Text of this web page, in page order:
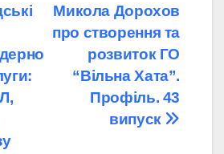
Микола Дорохов
про створення та
розвиток ГО
“Вільна Хата”.
Профіль. 43
випуск